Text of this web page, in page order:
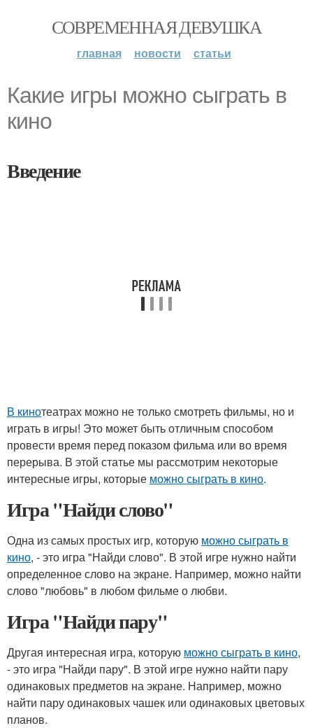
СОВРЕМЕННАЯ ДЕВУШКА
главная новости статьи
Какие игры можно сыграть в
кино
Введение
В кинотеатрах можно не только смотреть фильмы, но и
играть в игры! Это может быть отличным способом
провести время перед показом фильма или во время
перерыва. В этой статье мы рассмотрим некоторые
интересные игры, которые можно сыграть в кино.
Игра "Найди слово"
Одна из самых простых игр, которую можно сыграть в
кино, - это игра "Найди слово". В этой игре нужно найти
определенное слово на экране. Например, можно найти
слово "любовь" в любом фильме о любви.
Игра "Найди пару"
Другая интересная игра, которую можно сыграть в кино,
- это игра "Найди пару". В этой игре нужно найти пару
одинаковых предметов на экране. Например, можно
найти пару одинаковых чашек или одинаковых цветовых
планов.